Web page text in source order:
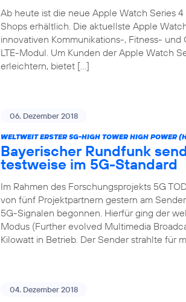
Ab heute ist die neue Apple Watch Series
Shops erhältlich. Die aktuellste Apple
innovativen Kommunikations-, Fitness-
LTE-Modul. Um Kunden der Apple Watch
erleichtern, bietet […]
06. Dezember 2018
WELTWEIT ERSTER 5G-HIGH TOWER HIGH POWER
Bayerischer Rundfunk
testweise im 5G-Standard
Im Rahmen des Forschungsprojekts 5G
von fünf Projektpartnern gestern am
5G-Signalen begonnen. Hierfür ging der
Modus (Further evolved Multimedia
Kilowatt in Betrieb. Der Sender strahlte für
04. Dezember 2018